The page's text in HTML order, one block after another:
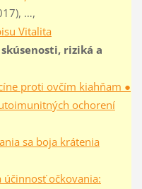
…,
Vitalita
riziká a
proti ovčím kiahňam ●
ochorení
sa boja krátenia
účinnosť očkovania: